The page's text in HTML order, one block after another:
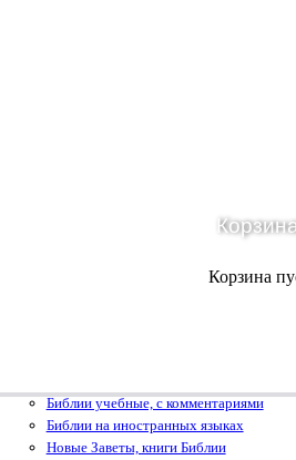
Корзина
Библии учебные, с комментариями
Библии на иностранных языках
Новые Заветы, книги Библии